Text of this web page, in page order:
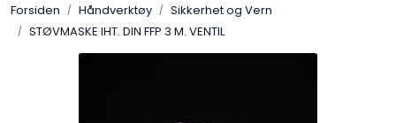
Forsiden Håndverktøy
Sikkerhet og Vern
STØVMASKE IHT. DIN FFP 3 M. VENTIL
Pulverglasur